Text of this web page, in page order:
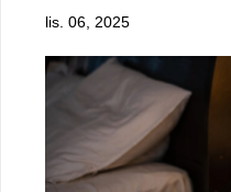
lis. 06, 2025